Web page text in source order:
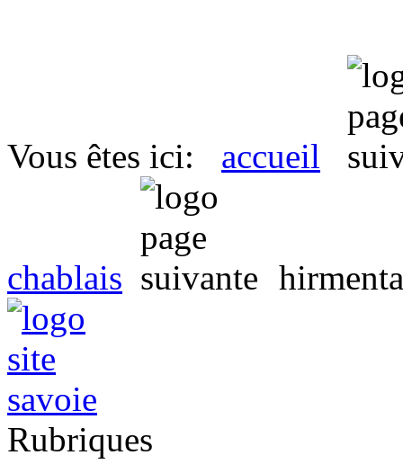
Vous êtes ici: accueil
chablais
Rubriques